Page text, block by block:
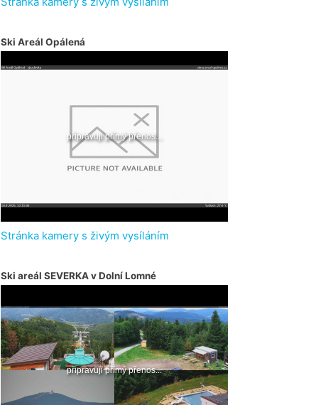
Ski Areál Opálená
Stránka kamery s živým vysíláním
Ski areál SEVERKA v Dolní Lomné